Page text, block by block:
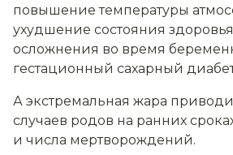
повышение температуры
ухудшение состояния
осложнения во время
гестационный сахарный
А экстремальная жара
случаев родов на ранних
и числа мертворождений.